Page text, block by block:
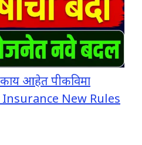
आहेत पीकविमा
New Rules